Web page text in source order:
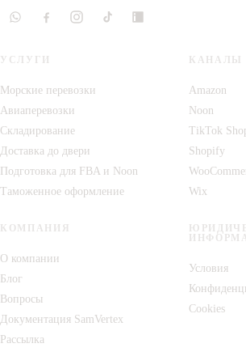
УСЛУГИ
Морские перевозки
Авиаперевозки
Складирование
Доставка до двери
Подготовка для FBA и Noon
Таможенное оформление
КАНАЛЫ
Amazon
Noon
TikTok
Shopify
Wix
КОМПАНИЯ
О компании
Блог
Вопросы
Документация SamVertex
Рассылка
Условия
Cookies